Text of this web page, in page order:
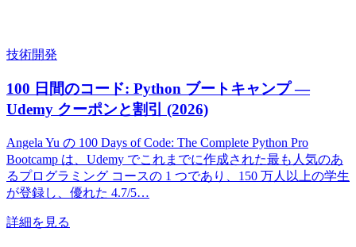
技術開発
100 日間のコード: Python ブートキャンプ —
Udemy クーポンと割引 (2026)
Angela Yu の 100 Days of Code: The Complete Python Pro
Bootcamp は、Udemy でこれまでに作成された最も人気のあ
るプログラミング コースの 1 つであり、150 万人以上の学生
が登録し、優れた 4.7/5…
詳細を見る